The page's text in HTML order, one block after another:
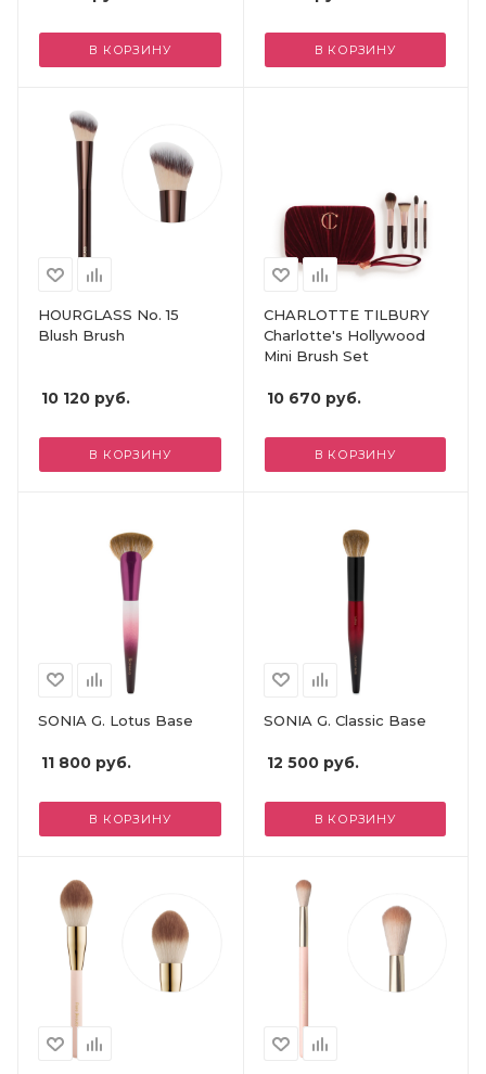
В КОРЗИНУ В КОРЗИНУ
HOURGLASS No. 15
Blush Brush
10 120 руб.
В КОРЗИНУ
CHARLOTTE TILBURY
Charlotte's Hollywood
Mini Brush Set
10 670руб.
В КОРЗИНУ
SONIA G. Lotus Base
11 800 руб.
В КОРЗИНУ
SONIA G. Classic Base
12 500руб.
В КОРЗИНУ